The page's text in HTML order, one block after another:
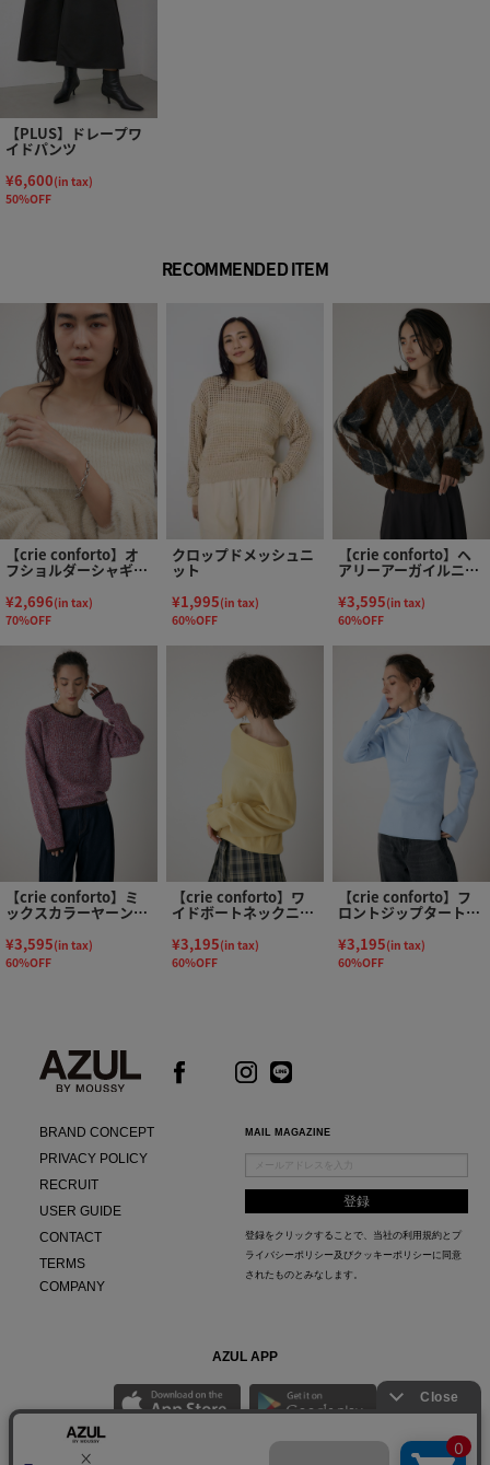
【PLUS】ドレープワ
イドパンツ
¥6,600(in tax)
50%OFF
RECOMMENDED ITEM
【crie conforto】オ
フショルダーシャギー
¥2,696(in tax)
70%OFF
クロップドメッシュニ
ット
¥1,995(in tax)
60%OFF
【crie conforto】ヘ
アリーアーガイルニッ
¥3,595(in tax)
60%OFF
【crie conforto】ミ
ックスカラーヤーンラ
¥3,595(in tax)
60%OFF
【crie conforto】ワ
イドボートネックニッ
¥3,195(in tax)
60%OFF
【crie conforto】フ
ロントジップタートル
¥3,195(in tax)
60%OFF
BRAND CONCEPT
PRIVACY POLICY
RECRUIT
USER GUIDE
CONTACT
TERMS
COMPANY
MAIL MAGAZINE
登録をクリックすることで、当社の利用規約と プ
ライバシーポリシー及びクッキーポリシー に同意
されたものとみなします。
AZUL APP